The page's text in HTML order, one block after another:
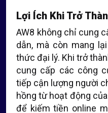
Lợi Ích Khi Trở
AW8 không chỉ cung
dẫn, mà còn mang
thức đại lý. Khi trở
cung cấp các công
tiếp cận lượng người
hồng từ hoạt động
để kiếm tiền online